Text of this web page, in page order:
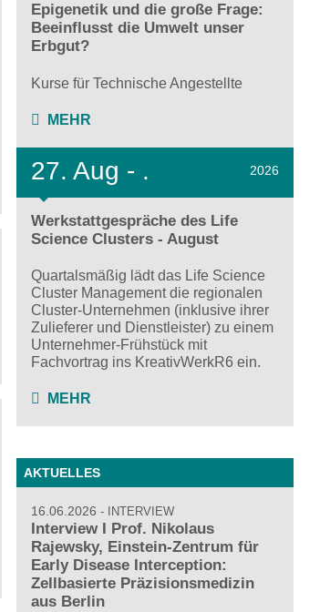
Epigenetik und die große Frage:
Beeinflusst die Umwelt unser
Erbgut?
Kurse für Technische Angestellte
MEHR
27. Aug - . 2026
Werkstattgespräche des Life
Science Clusters - August
Quartalsmäßig lädt das Life Science
Cluster Management die regionalen
Cluster-Unternehmen (inklusive ihrer
Zulieferer und Dienstleister) zu einem
Unternehmer-Frühstück mit
Fachvortrag ins KreativWerkR6 ein.
MEHR
AKTUELLES
16.06.2026 INTERVIEW
Interview I Prof. Nikolaus
Rajewsky, Einstein-Zentrum für
Early Disease Interception:
Zellbasierte Präzisionsmedizin
aus Berlin